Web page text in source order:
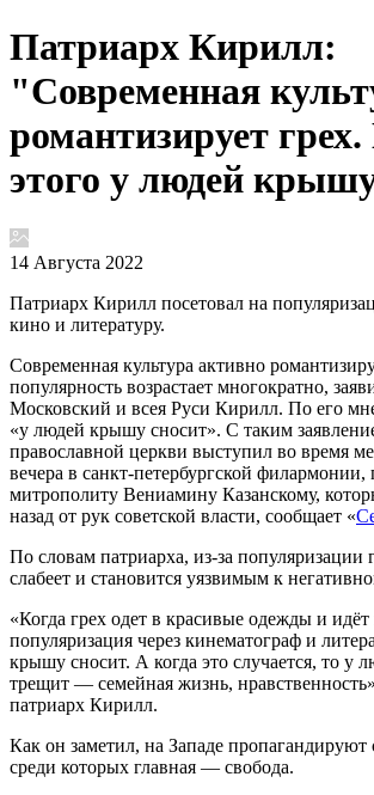
Патриарх Кирилл:
"Современная
романтизирует
этого у людей
14 Августа 2022
Патриарх Кирилл посетовал на
кино и литературу.
Современная культура активно
популярность возрастает многократно,
Московский и всея Руси Кирилл. По его
«у людей крышу сносит». С таким
православной церкви выступил во время
вечера в санкт-петербургской
митрополиту Вениамину Казанскому,
назад от рук советской власти, сообщает «
По словам патриарха, из-за популяризации
слабеет и становится уязвимым к
«Когда грех одет в красивые одежды и идёт
популяризация через кинематограф и
крышу сносит. А когда это случается, то у
трещит — семейная жизнь,
патриарх Кирилл.
Как он заметил, на Западе пропагандируют
среди которых главная — свобода.